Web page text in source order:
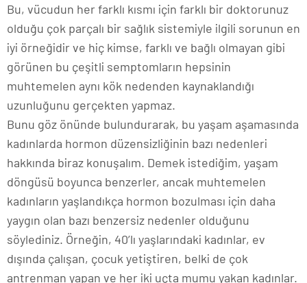
Bu, vücudun her farklı kısmı için farklı bir doktorunuz
olduğu çok parçalı bir sağlık sistemiyle ilgili sorunun en
iyi örneğidir ve hiç kimse, farklı ve bağlı olmayan gibi
görünen bu çeşitli semptomların hepsinin
muhtemelen aynı kök nedenden kaynaklandığı
uzunluğunu gerçekten yapmaz.
Bunu göz önünde bulundurarak, bu yaşam aşamasında
kadınlarda hormon düzensizliğinin bazı nedenleri
hakkında biraz konuşalım. Demek istediğim, yaşam
döngüsü boyunca benzerler, ancak muhtemelen
kadınların yaşlandıkça hormon bozulması için daha
yaygın olan bazı benzersiz nedenler olduğunu
söylediniz. Örneğin, 40’lı yaşlarındaki kadınlar, ev
dışında çalışan, çocuk yetiştiren, belki de çok
antrenman yapan ve her iki uçta mumu yakan kadınlar.